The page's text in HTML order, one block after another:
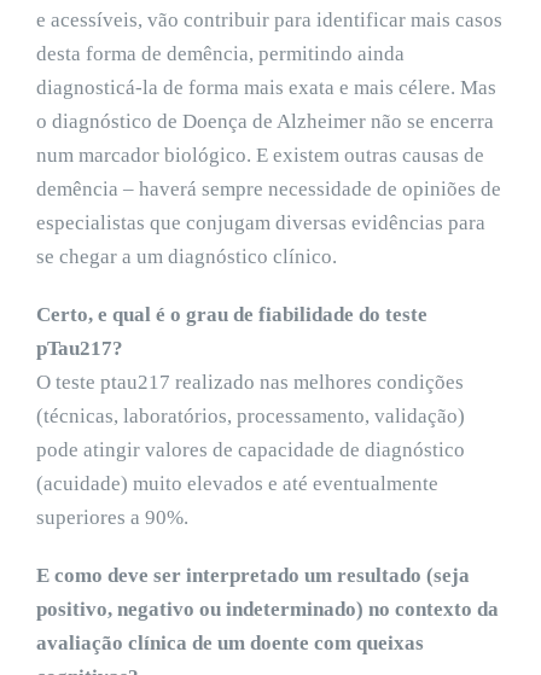
e acessíveis, vão contribuir para identificar mais casos
desta forma de demência, permitindo ainda
diagnosticá-la de forma mais exata e mais célere. Mas
o diagnóstico de Doença de Alzheimer não se encerra
num marcador biológico. E existem outras causas de
demência – haverá sempre necessidade de opiniões de
especialistas que conjugam diversas evidências para
se chegar a um diagnóstico clínico.
Certo, e qual é o grau de fiabilidade do teste
pTau217?
O teste ptau217 realizado nas melhores condições
(técnicas, laboratórios, processamento, validação)
pode atingir valores de capacidade de diagnóstico
(acuidade) muito elevados e até eventualmente
superiores a 90%.
E como deve ser interpretado um resultado (seja
positivo, negativo ou indeterminado) no contexto da
avaliação clínica de um doente com queixas